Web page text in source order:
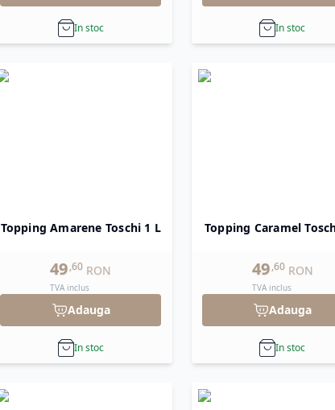
In stoc In stoc
Topping Amarene Toschi 1 L
49,60 RON
TVA inclus
Adauga
In stoc
Topping Caramel
49,60 RON
TVA inclus
Adauga
In stoc